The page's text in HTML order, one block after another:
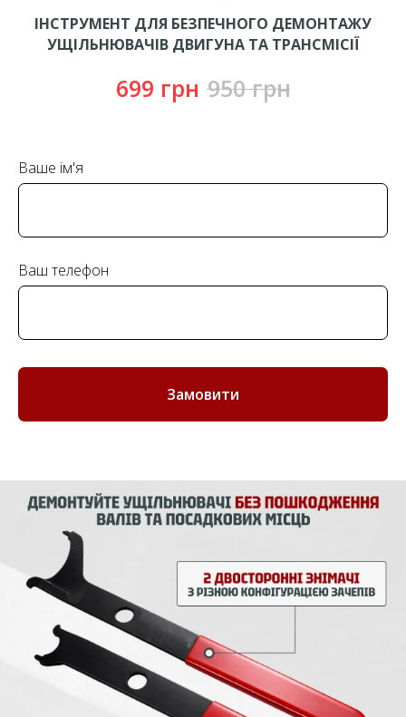
ІНСТРУМЕНТ ДЛЯ БЕЗПЕЧНОГО ДЕМОНТАЖУ
УЩІЛЬНЮВАЧІВ ДВИГУНА ТА ТРАНСМІСІЇ
699 грн 950 грн
Ваше ім'я
Ваш телефон
Замовити